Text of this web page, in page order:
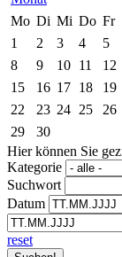
Mo Di Mi Do Fr
1
2 3 4 5
8
9 10 11 12
15
16 17 18 19
22
23 24 25 26
29
30
Hier können Sie
Kategorie
Suchwort
Datum
reset